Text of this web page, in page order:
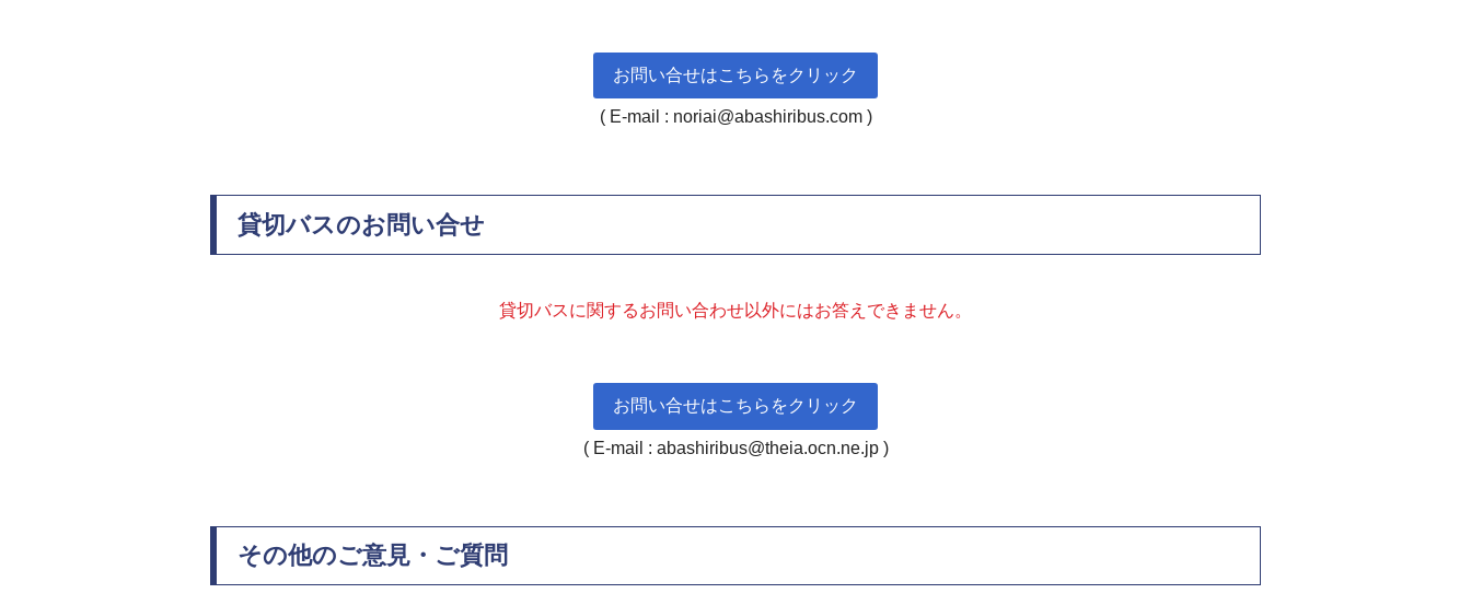
お問い合せはこちらをクリック
( E-mail : noriai@abashiribus.com )
貸切バスのお問い合せ
貸切バスに関するお問い合わせ以外にはお答えできません。
お問い合せはこちらをクリック
( E-mail : abashiribus@theia.ocn.ne.jp )
その他のご意見・ご質問